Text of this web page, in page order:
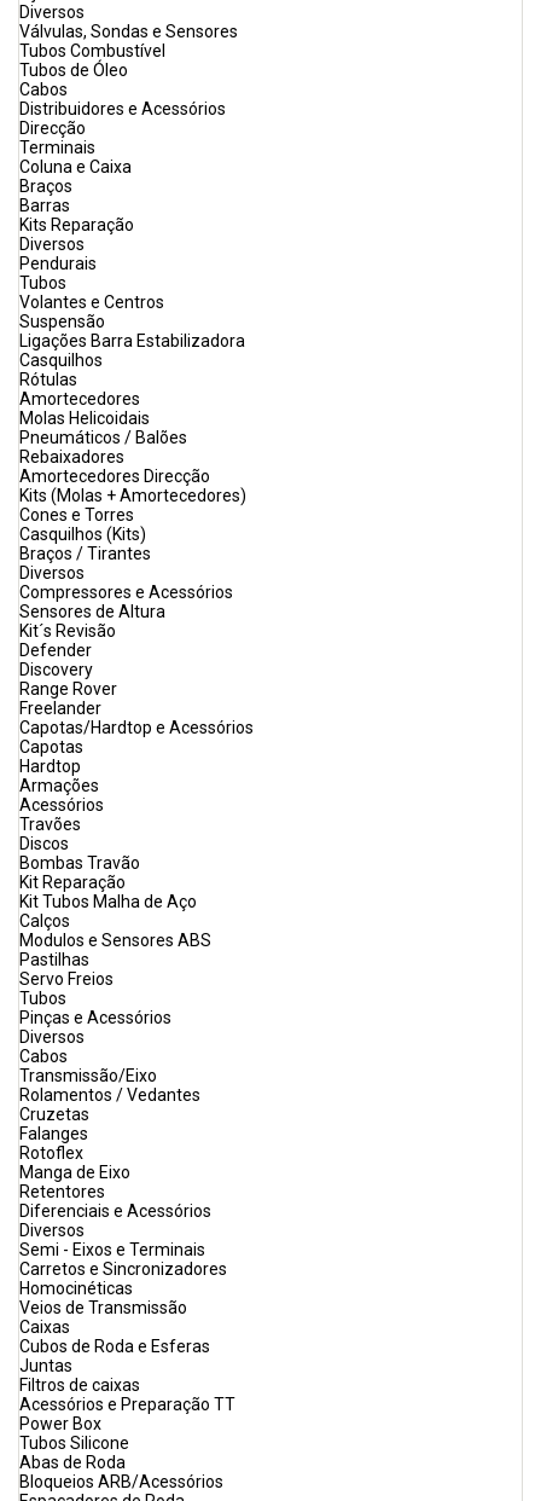
Diversos
Válvulas, Sondas e Sensores
Tubos Combustível
Tubos de Óleo
Cabos
Distribuidores e Acessórios
Direcção
Terminais
Coluna e Caixa
Braços
Barras
Kits Reparação
Diversos
Pendurais
Tubos
Volantes e Centros
Suspensão
Ligações Barra Estabilizadora
Casquilhos
Rótulas
Amortecedores
Molas Helicoidais
Pneumáticos / Balões
Rebaixadores
Amortecedores Direcção
Kits (Molas + Amortecedores)
Cones e Torres
Casquilhos (Kits)
Braços / Tirantes
Diversos
Compressores e Acessórios
Sensores de Altura
Kit´s Revisão
Defender
Discovery
Range Rover
Freelander
Capotas/Hardtop e Acessórios
Capotas
Hardtop
Armações
Acessórios
Travões
Discos
Bombas Travão
Kit Reparação
Kit Tubos Malha de Aço
Calços
Modulos e Sensores ABS
Pastilhas
Servo Freios
Tubos
Pinças e Acessórios
Diversos
Cabos
Transmissão/Eixo
Rolamentos / Vedantes
Cruzetas
Falanges
Rotoflex
Manga de Eixo
Retentores
Diferenciais e Acessórios
Diversos
Semi - Eixos e Terminais
Carretos e Sincronizadores
Homocinéticas
Veios de Transmissão
Caixas
Cubos de Roda e Esferas
Juntas
Filtros de caixas
Acessórios e Preparação TT
Power Box
Tubos Silicone
Abas de Roda
Bloqueios ARB/Acessórios